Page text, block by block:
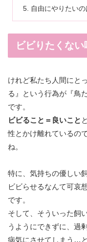
自由にやりたい
ビビりたくな
けれど私たち人間にと
る』という行為が『鳥
です。
ビビること＝良いこと
性とかけ離れているの
ね。
特に、気持ちの優しい
ビビらせるなんて可哀
です。
そして、そういった飼
うようにできずに、過
病気にさせてしまう…